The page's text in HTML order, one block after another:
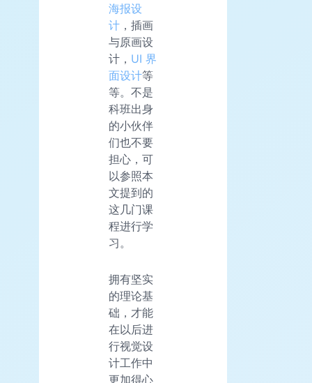
海报设
计 ，插画
与原画设
计， UI 界
面设计等
等。不是
科班出身
的小伙伴
们也不要
担心，可
以参照本
文提到的
这几门课
程进行学
习。
拥有坚实
的理论基
础，才能
在以后进
行视觉设
计工作中
更加得心